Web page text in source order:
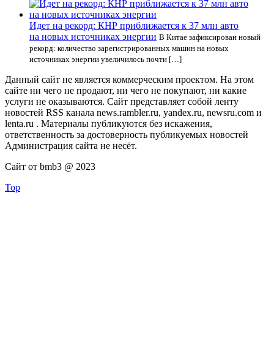
Идет на рекорд: КНР приближается к 37 млн авто
на новых источниках энергии В Китае зафиксирован новый
рекорд: количество зарегистрированных машин на новых
источниках энергии увеличилось почти […]
Данный сайт не является коммерческим проектом. На этом
сайте ни чего не продают, ни чего не покупают, ни какие
услуги не оказываются. Сайт представляет собой ленту
новостей RSS канала news.rambler.ru, yandex.ru, newsru.com и
lenta.ru . Материалы публикуются без искажения,
ответственность за достоверность публикуемых новостей
Администрация сайта не несёт.
Сайт от bmb3 @ 2023
Top